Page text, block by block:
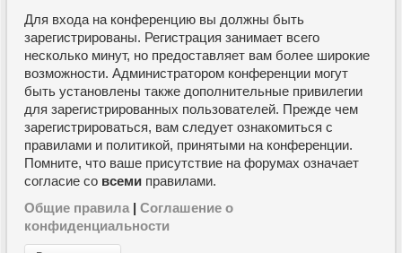
Для входа на конференцию вы должны быть
зарегистрированы. Регистрация занимает всего
несколько минут, но предоставляет вам более широкие
возможности. Администратором конференции могут
быть установлены также дополнительные привилегии
для зарегистрированных пользователей. Прежде чем
зарегистрироваться, вам следует ознакомиться с
правилами и политикой, принятыми на конференции.
Помните, что ваше присутствие на форумах означает
согласие со всеми правилами.
Общие правила | Соглашение о
конфиденциальности